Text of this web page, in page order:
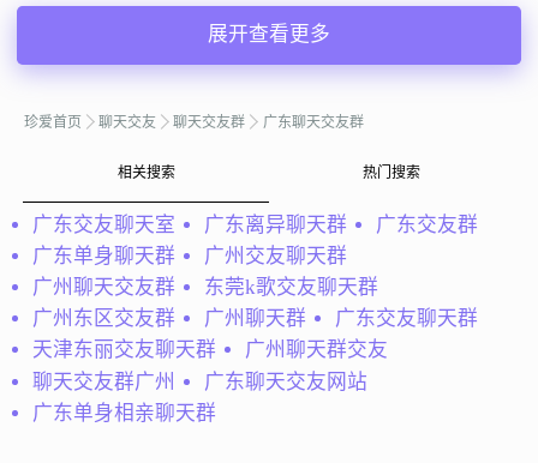
44岁 | 未婚 | 170cm | 5001-8000元
寻找异性：
@会员84440241：
我是一个直率，开朗的女孩，现在常住
地点在韶关，我平时的业余时间喜欢旅行，听音乐，和朋友
聊天，我想时机成熟就结婚，我理想中的约会方式是牵手漫
步在公园，做伴去听演唱会，共赴浪漫之旅，希...
会员84440241
广东韶关
45岁 | 未婚 | 160cm | 3001-5000元
寻找异性：
展开查看更多
珍爱首页 聊天交友 聊天交友群 广东聊天交友群
相关搜索 热门搜索
广东交友聊天室 广东离异聊天群
广东交友群
广东单身聊天群
广州交友聊天群
广州聊天交友群
东莞k歌交友聊天群
广州东区交友群
广州聊天群
广东交友聊天群
天津东丽交友聊天群
广州聊天群交友
聊天交友群广州
广东聊天交友网站
广东单身相亲聊天群